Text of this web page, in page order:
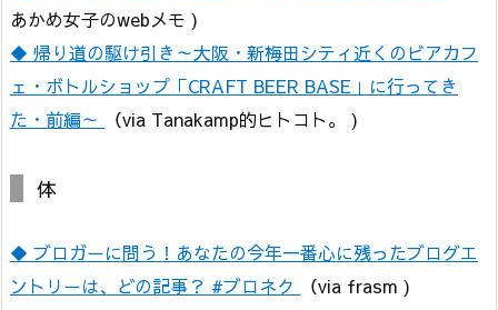
あかめ女子のwebメモ )
◆ 帰り道の駆け引き～大阪・新梅田シティ近くのビアカフ
ェ・ボトルショップ「CRAFT BEER BASE」に行ってき
た・前編～
（via Tanakamp的ヒトコト。 )
体
◆ ブロガーに問う！あなたの今年一番心に残ったブログエ
ントリーは、どの記事？ #ブロネク
（via frasm )